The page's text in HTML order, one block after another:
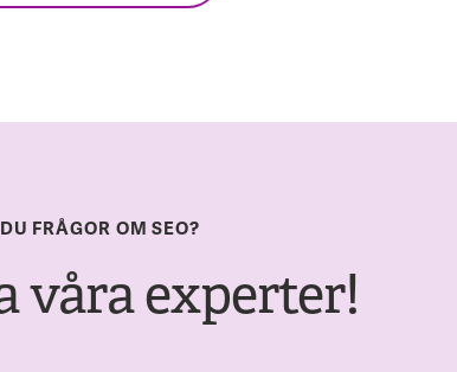
FRÅGOR OM SEO?
våra experter!